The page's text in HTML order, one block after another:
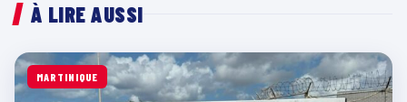
À LIRE AUSSI
MARTINIQUE